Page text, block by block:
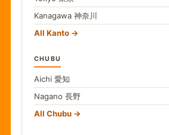
Kanagawa 神奈川
All Kanto
CHUBU
Aichi 愛知
Nagano 長野
All Chubu